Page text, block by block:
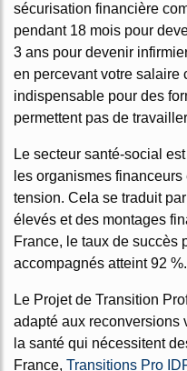
sécurisation financière
pendant 18 mois pour
3 ans pour devenir
en percevant votre salaire
indispensable pour des
permettent pas de
Le secteur santé-social
les organismes
tension. Cela se traduit
élevés et des montages
France, le taux de succès
accompagnés atteint 92 %.
Le Projet de Transition
adapté aux reconversions
la santé qui nécessitent
France, Transitions Pro